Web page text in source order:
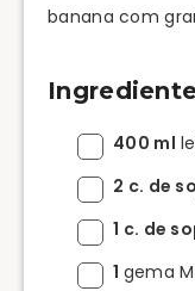
banana com
400 ml
2 c. de
1 c. de
1 gema M